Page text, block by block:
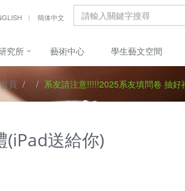
簡体中文
究所 藝術中心 學生藝文空間
首頁 系友請注意!!!!!2025系友填問卷 抽好
(iPad送給你)